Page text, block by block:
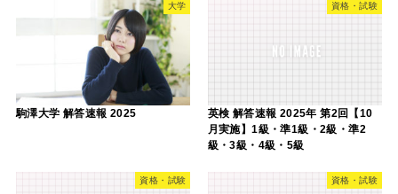
大学
駒澤大学 解答速報 2025
資格・試験
英検 解答速報 2025年 第2回【10
月実施】1級・準1級・2級・準2
級・3級・4級・5級
資格・試験 資格・試験